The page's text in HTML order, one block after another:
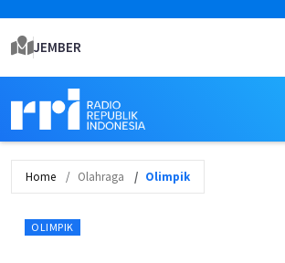
JEMBER
Home Olahraga Olimpik
OLIMPIK